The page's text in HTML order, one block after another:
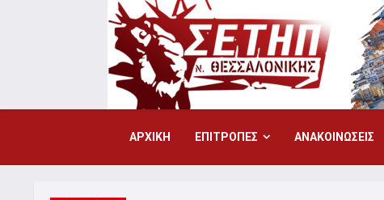
ΑΡΧΙΚΗ ΕΠΙΤΡΟΠΕΣ ΑΝΑΚΟΙΝΩΣΕΙΣ